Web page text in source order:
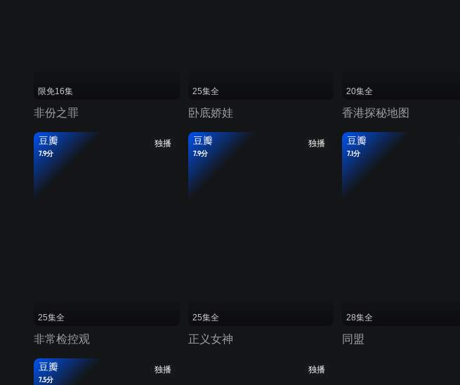
限免16集
非份之罪
25集全
卧底娇娃
20集全
香港探秘地图
独播
豆瓣
7.9分
25集全
非常检控观
独播
豆瓣
7.9分
25集全
正义女神
豆瓣
7.1分
28集全
同盟
独播
豆瓣
7.5分
独播